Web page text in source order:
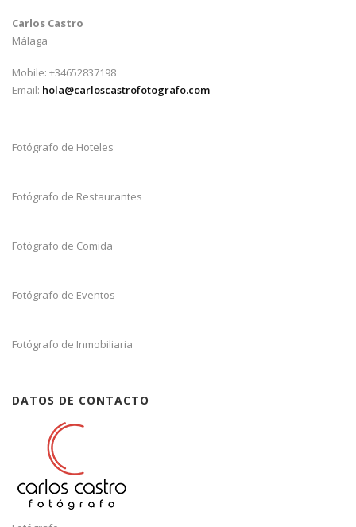
Carlos Castro
Málaga
Mobile: +34652837198
Email: hola@carloscastrofotografo.com
Fotógrafo de Hoteles
Fotógrafo de Restaurantes
Fotógrafo de Comida
Fotógrafo de Eventos
Fotógrafo de Inmobiliaria
DATOS DE CONTACTO